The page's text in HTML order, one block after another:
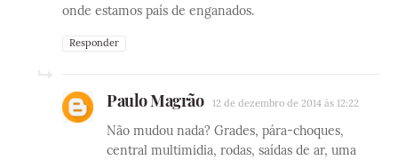
onde estamos país de enganados.
Responder
Paulo Magrão 12 de dezembro de 2014 às 12:22
Não mudou nada? Grades, pára-choques,
central multimidia, rodas, saídas de ar, uma